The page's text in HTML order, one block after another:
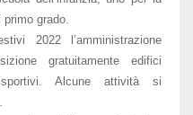
primo grado.
2022 l’amministrazione
gratuitamente edifici
Alcune attività si